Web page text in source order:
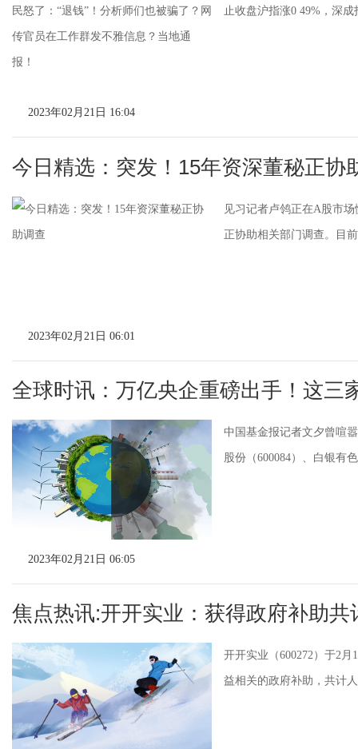
止收盘沪指涨0 49%，深
2023年02月21日 16:04
今日精选：突发！15年资深董秘正协
见习记者卢鸰正在A股市
正协助相关部门调查。目
2023年02月21日 06:01
全球时讯：万亿央企重磅出手！这三
中国基金报记者文夕曾喧
股份（600084）、白银有
2023年02月21日 06:05
焦点热讯:开开实业：获得政府补助共
开开实业（600272）于2
益相关的政府补助，共计